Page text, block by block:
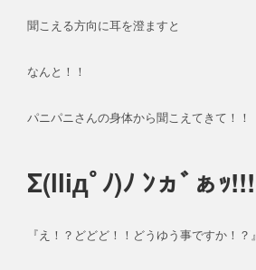
聞こえる方向に耳を澄ますと
なんと！！
パニパニさんの身体から聞こえてきて！！
Σ(lliдﾟﾉ)ﾉ ﾝヵﾞぁｯ!!!
『え！？どどど！！どうゆう事ですか！？』